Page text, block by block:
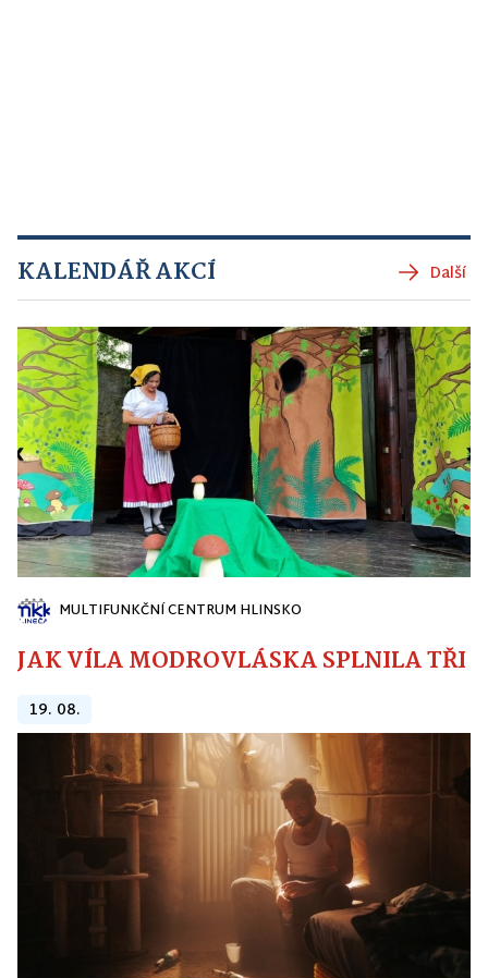
KALENDÁŘ AKCÍ Další
MULTIFUNKČNÍ CENTRUM HLINSKO
JAK VÍLA MODROVLÁSKA SPLNILA
19. 08.